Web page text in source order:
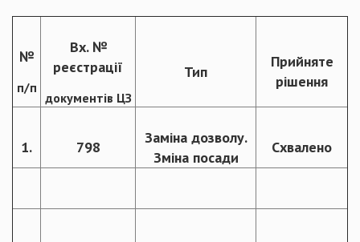
№
п/п
Вх. №
реєстрації
документів ЦЗ
Тип
Прийняте
рішення
1. 798
Заміна дозволу.
Зміна посади
Схвалено